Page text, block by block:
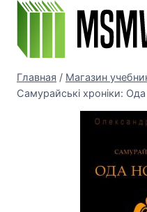
Перейти
содержимому
Главная / Магазин
Самурайські хроніки: